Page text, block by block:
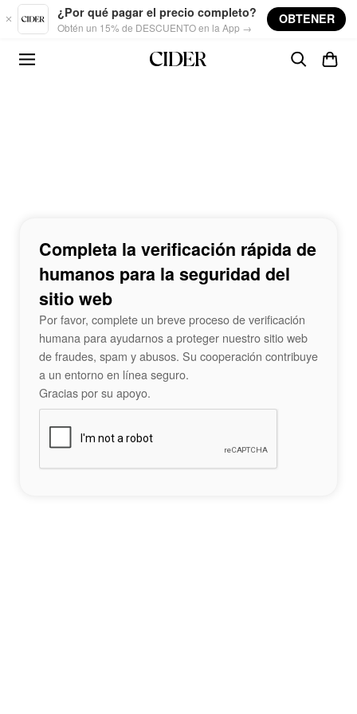
Skip to main content
¿Por qué pagar el precio completo?
Obtén un 15% de DESCUENTO en la App →
OBTENER
Completa la verificación rápida de
humanos para la seguridad del
sitio web
Por favor, complete un breve proceso de verificación
humana para ayudarnos a proteger nuestro sitio web
de fraudes, spam y abusos. Su cooperación contribuye
a un entorno en línea seguro.
Gracias por su apoyo.